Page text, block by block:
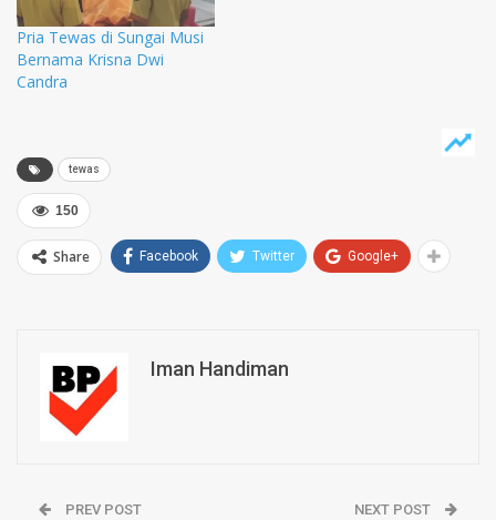
Pria Tewas di Sungai Musi
Bernama Krisna Dwi
Candra
tewas
150
Share Facebook Twitter Google+
Iman Handiman
PREV POST NEXT POST